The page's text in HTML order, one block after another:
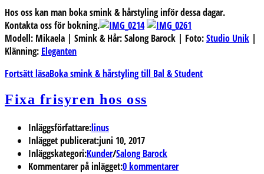
Hos oss kan man boka smink & hårstyling inför dessa dagar.
Kontakta oss för bokning.
Modell: Mikaela | Smink & Hår: Salong Barock | Foto:Studio Unik |
Klänning: Eleganten
Fortsätt läsaBoka smink & hårstyling till Bal & Student
Fixa frisyren hos oss
Inläggsförfattare:linus
Inlägget publicerat:juni 10, 2017
Inläggskategori:Kunder/Salong Barock
Kommentarer på inlägget:0 kommentarer